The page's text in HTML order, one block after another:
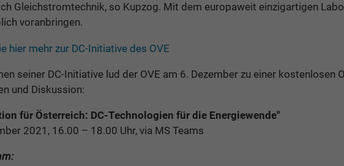
Gleichstromtechnik, so Kupzog. Mit dem europaweit einzigartigen
voranbringen.
hier mehr zur DC-Initiative des OVE
seiner DC-Initiative lud der OVE am 6. Dezember zu einer kostenlosen
und Diskussion:
für Österreich: DC-Technologien für die Energiewende"
2021, 16.00 – 18.00 Uhr, via MS Teams